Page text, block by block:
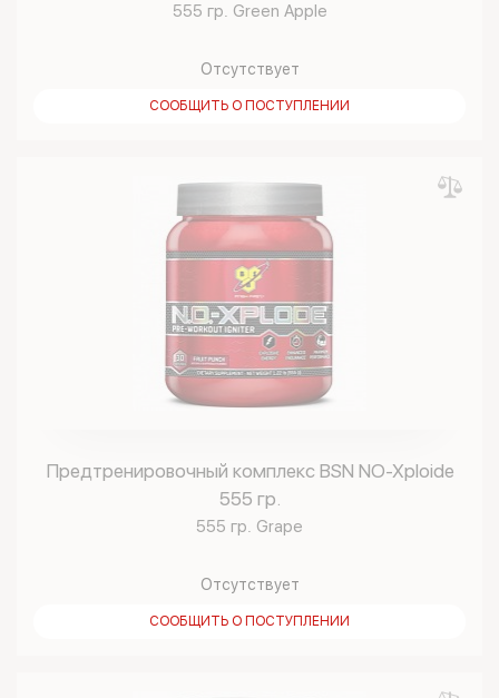
555 гр. Green Apple
Отсутствует
СООБЩИТЬ О ПОСТУПЛЕНИИ
Предтренировочный комплекс BSN NO-Xploide
555 гр.
555 гр. Grape
Отсутствует
СООБЩИТЬ О ПОСТУПЛЕНИИ